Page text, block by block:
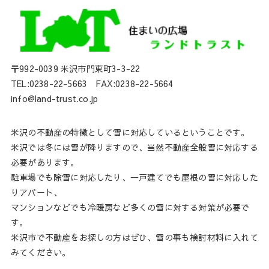
〒992-0039 米沢市門東町3-3-22
TEL:0238-22-5663 FAX:0238-22-5664
info@land-trust.co.jp
米沢の不動産の特徴として雪に対応しているということです。
米沢では冬には雪が降りますので、当然不動産全般雪に対応する
必要があります。
駐車場でも除雪に対応したり、一戸建てでも屋根の雪に対応した
りアパート、
マンションなどでも冷暖房など多くの雪に対する対策が必要で
す。
米沢市で不動産をお探しの方はぜひ、雪の事も検討材料に入れて
みてください。